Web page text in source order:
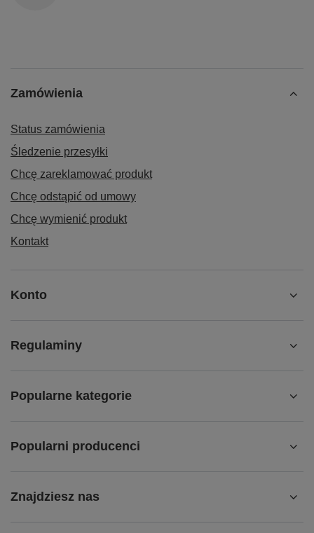
Zamówienia
Status zamówienia
Śledzenie przesyłki
Chcę zareklamować produkt
Chcę odstąpić od umowy
Chcę wymienić produkt
Kontakt
Konto
Regulaminy
Popularne kategorie
Popularni producenci
Znajdziesz nas